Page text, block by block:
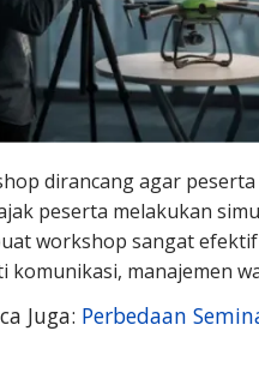
dirancang agar
peserta melakukan
workshop sangat
komunikasi, manajemen
Juga: Perbedaan